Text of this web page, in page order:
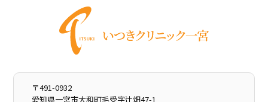
〒491-0932
愛知県一宮市大和町毛受字辻畑47-1